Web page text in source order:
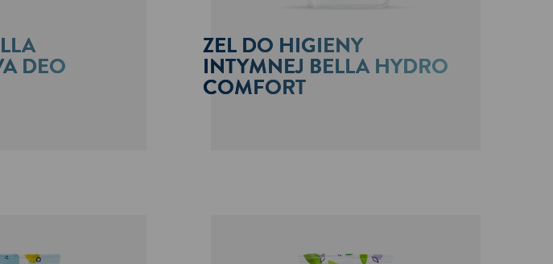
DEO
ŻEL DO HIGIENY
INTYMNEJ BELLA HYDRO
COMFORT